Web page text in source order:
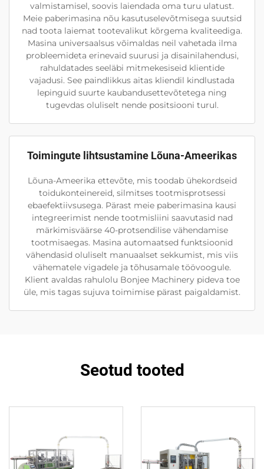
valmistamisel, soovis laiendada oma turu ulatust.
Meie paberimasina nõu kasutuselevõtmisega suutsid
nad toota laiemat tootevalikut kõrgema kvaliteediga.
Masina universaalsus võimaldas neil vahetada ilma
probleemideta erinevaid suurusi ja disainilahendusi,
rahuldatades seeläbi mitmekesiseid klientide
vajadusi. See paindlikkus aitas kliendil kindlustada
lepinguid suurte kaubandusettevõtetega ning
tugevdas oluliselt nende positsiooni turul.
Toimingute lihtsustamine Lõuna-Ameerikas
Lõuna-Ameerika ettevõte, mis toodab ühekordseid
toidukonteinereid, silmitses tootmisprotsessi
ebaefektiivsusega. Pärast meie paberimasina kausi
integreerimist nende tootmisliini saavutasid nad
märkimisväärse 40-protsendilise vähendamise
tootmisaegas. Masina automaatsed funktsioonid
vähendasid oluliselt manuaalset sekkumist, mis viis
vähematele vigadele ja tõhusamale töövoogule.
Klient avaldas rahulolu Bonjee Machinery pideva toe
üle, mis tagas sujuva toimimise pärast paigaldamist.
Seotud tooted